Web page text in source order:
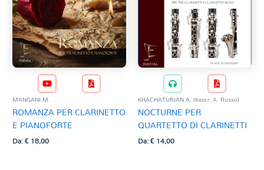
MANGANI M.
ROMANZA PER CLARINETTO
E PIANOFORTE
Da:€18,00
KHACHATURIAN A. (trascr. A. Russo)
NOCTURNE PER
QUARTETTO DI CLARINETTI
Da:€14,00